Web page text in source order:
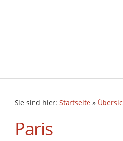
Sie sind hier: Startseite »
Paris